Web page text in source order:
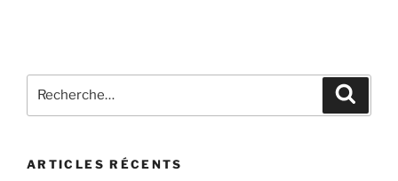
pour
ARTICLES RÉCENTS